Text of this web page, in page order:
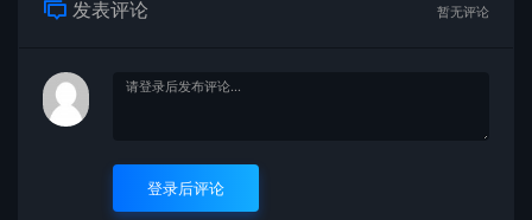
发表评论 暂无评论
登录后评论